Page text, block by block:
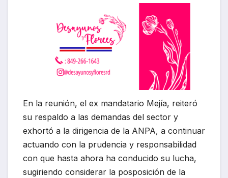
En la reunión, el ex mandatario Mejía, reiteró
su respaldo a las demandas del sector y
exhortó a la dirigencia de la ANPA, a continuar
actuando con la prudencia y responsabilidad
con que hasta ahora ha conducido su lucha,
sugiriendo considerar la posposición de la